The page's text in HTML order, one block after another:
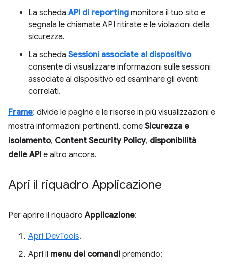
La schedaAPI di reporting monitora il tuo sito e
segnala le chiamate API ritirate e le violazioni della
sicurezza.
La scheda Sessioni associate al dispositivo
consente di visualizzare informazioni sulle sessioni
associate al dispositivo ed esaminare gli eventi
correlati.
Frame: divide le pagine e le risorse in più visualizzazioni e
mostra informazioni pertinenti, come Sicurezza e
isolamento, Content Security Policy, disponibilità
delle API e altro ancora.
Apri il riquadro Applicazione
Per aprire il riquadroApplicazione:
Apri DevTools.
Apri il menu dei comandi premendo: